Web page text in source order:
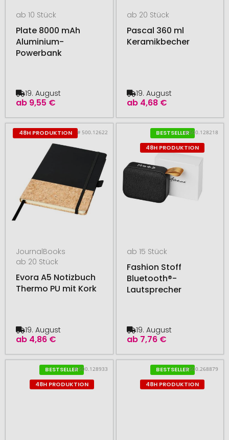
ab 10 Stück
Plate 8000 mAh
Aluminium-
Powerbank
ab 9,55 €
19. August
ab 20 Stück
Pascal 360 ml
Keramikbecher
ab 4,68 €
19. August
48H PRODUKTION # 500.12622
JournalBooks
ab 20 Stück
Evora A5 Notizbuch
Thermo PU mit Kork
ab 4,86 €
19. August
BESTSELLER
48H PRODUKTION
# 500.128218
ab 15 Stück
Fashion Stoff
Bluetooth®-
Lautsprecher
ab 7,76 €
19. August
BESTSELLER
48H PRODUKTION
# 500.128933
BESTSELLER
48H PRODUKTION
# 500.268879